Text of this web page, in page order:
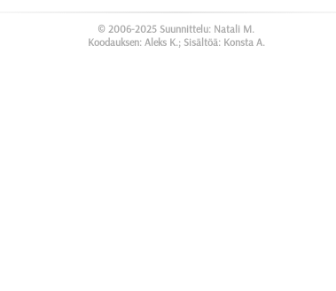
© 2006-2025 Suunnittelu: Natali M.
Koodauksen: Aleks K.; Sisältöä: Konsta A.